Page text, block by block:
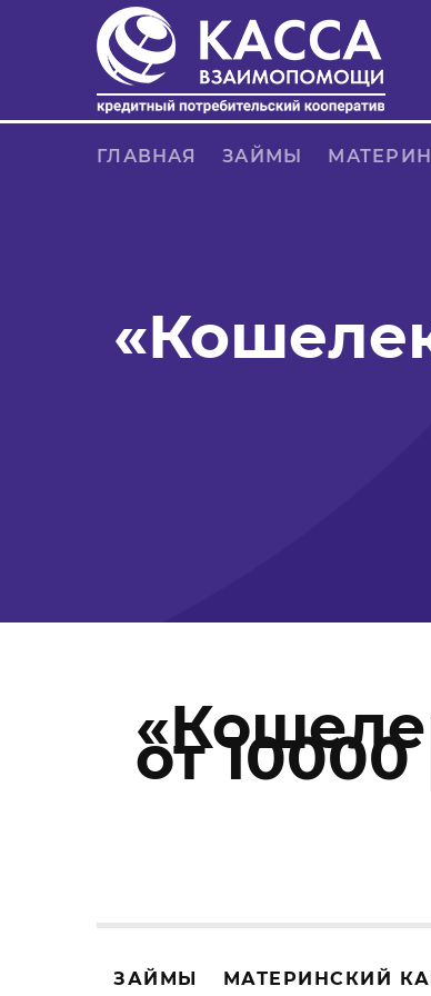
ГЛАВНАЯ ЗАЙМЫ
от 10000
ЗАЙМЫ МАТЕРИНСКИЙ